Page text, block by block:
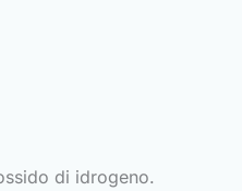
di idrogeno.